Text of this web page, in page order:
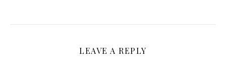
LEAVE A REPLY